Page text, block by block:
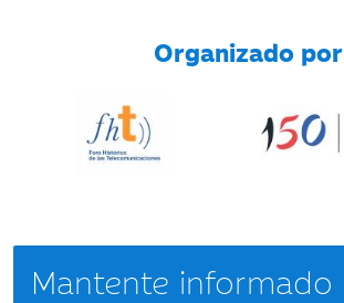
Organizado por
Mantente informado